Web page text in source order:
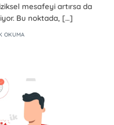
mesafeyi artırsa da
Bu noktada, […]
OKUMA